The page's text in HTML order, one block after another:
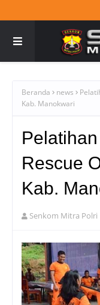
Beranda news
Kab. Manokwari
Rescue
Kab.
Senkom Mitra Polri